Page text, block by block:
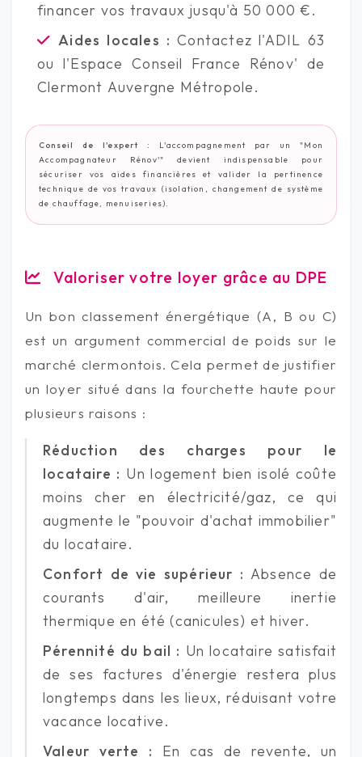
financer vos travaux jusqu'à 50 000 €.
Aides locales : Contactez l'ADIL 63
ou l'Espace Conseil France Rénov' de
Clermont Auvergne Métropole.
Conseil de l'expert :
L'accompagnement par un "Mon
Accompagnateur Rénov'" devient indispensable pour
sécuriser vos aides financières et valider la pertinence
technique de vos travaux (isolation, changement de système
de chauffage, menuiseries).
Valoriser votre loyer grâce au DPE
Un bon classement énergétique (A, B ou C)
est un argument commercial de poids sur le
marché clermontois. Cela permet de justifier
un loyer situé dans la fourchette haute pour
plusieurs raisons :
Réduction des charges pour le
locataire : Un logement bien isolé coûte
moins cher en électricité/gaz, ce qui
augmente le "pouvoir d'achat immobilier"
du locataire.
Confort de vie supérieur : Absence de
courants d'air, meilleure inertie
thermique en été (canicules) et hiver.
Pérennité du bail : Un locataire satisfait
de ses factures d'énergie restera plus
longtemps dans les lieux, réduisant votre
vacance locative.
Valeur verte :
En cas de revente, un